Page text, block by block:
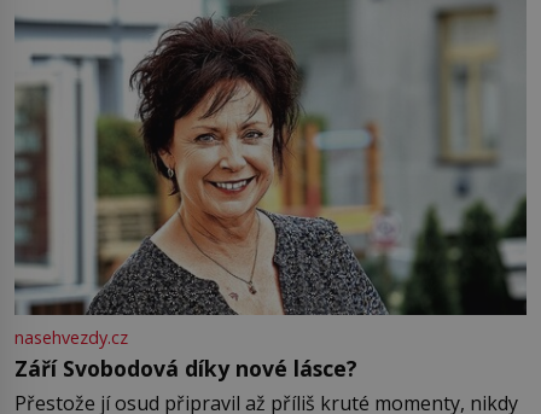
nasehvezdy.cz
Září Svobodová díky nové lásce?
Přestože jí osud připravil až příliš kruté momenty, nikdy